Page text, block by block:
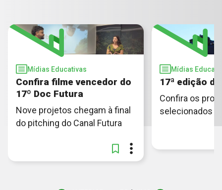
Mídias Educativas
Confira filme vencedor do
17º Doc Futura
Nove projetos chegam à final
do pitching do Canal Futura
Mídias
17ª edição
Confira os
selecionados